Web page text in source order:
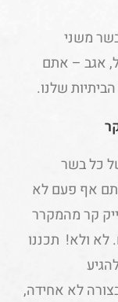
משני
הבישול, אגב – אתם
שלנו.
כל בשר
אף פעם לא
קר מהמקרר
לא ולא! תכננו
לא אחידה,